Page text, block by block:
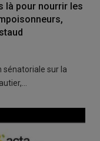
là pour nourrir les
sénatoriale sur la